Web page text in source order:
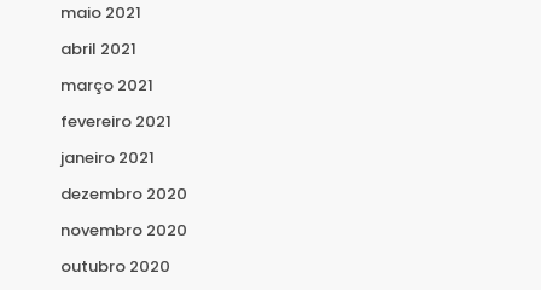
maio 2021
abril 2021
março 2021
fevereiro 2021
janeiro 2021
dezembro 2020
novembro 2020
outubro 2020